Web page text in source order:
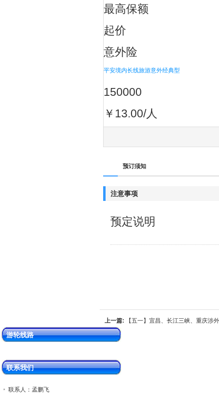
最高保额
起价
意外险
平安境内长线旅游意外经典型
150000
￥13.00/人
预订须知
注意事项
预定说明
上一篇:
【五一】宜昌、长江三峡、重庆涉
游轮“黄金游船”上水动去飞回5日游
游轮线路
联系我们
联系人：孟鹏飞